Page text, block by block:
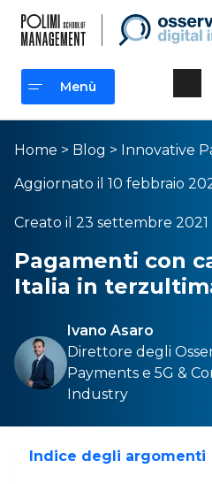
Menù
Menù
Home > Blog > Innovative
Aggiornato il 10 febbraio
Creato il 23 settembre 2021
Pagamenti con
Italia in
Ivano Asaro
Direttore degli
Payments e 5G &
Industry
Indice degli argomenti